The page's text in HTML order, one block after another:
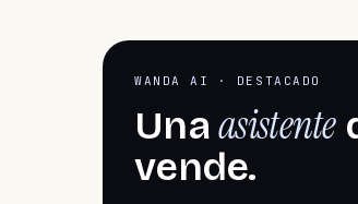
WANDA AI · DESTACADO
Unaasistente
vende.